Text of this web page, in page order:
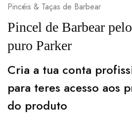
Pincéis & Taças de Barbear
Pincel de Barbear
puro Parker
Cria a tua conta
para teres acesso aos
do produto